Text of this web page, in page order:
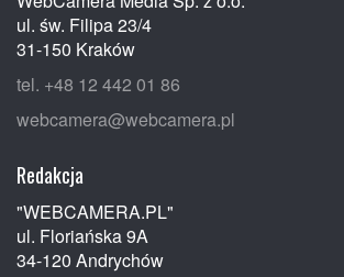
ul. św. Filipa 23/4
31-150 Kraków
tel. +48 12 442 01 86
webcamera@webcamera.pl
Redakcja
"WEBCAMERA.PL"
ul. Floriańska 9A
34-120 Andrychów